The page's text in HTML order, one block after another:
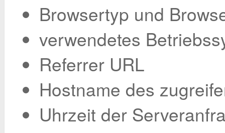
Browsertyp und
verwendetes
Referrer URL
Hostname des
Uhrzeit der